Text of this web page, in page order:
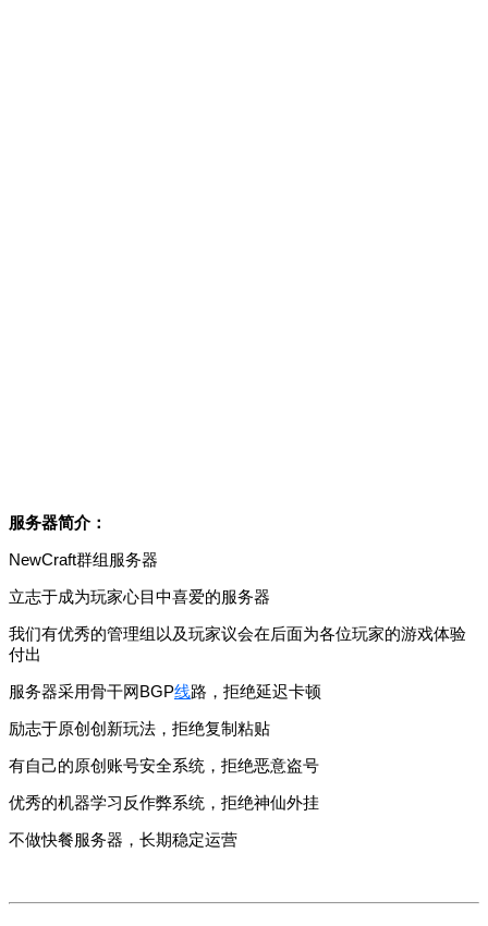
服务器简介：
NewCraft群组服务器
立志于成为玩家心目中喜爱的服务器
我们有优秀的管理组以及玩家议会在后面为各位玩家的游戏体验
付出
服务器采用骨干网BGP线路，拒绝延迟卡顿
励志于原创创新玩法，拒绝复制粘贴
有自己的原创账号安全系统，拒绝恶意盗号
优秀的机器学习反作弊系统，拒绝神仙外挂
不做快餐服务器，长期稳定运营